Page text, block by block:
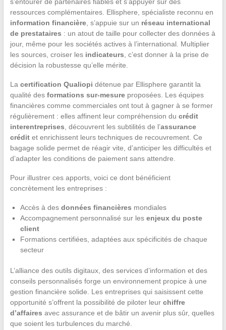
ressources complémentaires. Ellisphere, spécialiste reconnu en
information financière, s’appuie sur un réseau international
de prestataires : un atout de taille pour collecter des données à
jour, même pour les sociétés actives à l’international. Multiplier
les sources, croiser les indicateurs , c’est donner à la prise de
décision la robustesse qu’elle mérite.
La certification Qualiopi détenue par Ellisphere garantit la
qualité des formations sur-mesureproposées. Les équipes
financières comme commerciales ont tout à gagner à se former
régulièrement : elles affinent leur compréhension du crédit
interentreprises , découvrent les subtilités de l’assurance
créditet enrichissent leurs techniques de recouvrement. Ce
bagage solide permet de réagir vite, d’anticiper les difficultés et
d’adapter les conditions de paiement sans attendre.
Pour illustrer ces apports, voici ce dont bénéficient
concrètement les entreprises :
Accès à des données financières mondiales
Accompagnement personnalisé sur les enjeux du poste
client
Formations certifiées, adaptées aux spécificités de chaque
secteur
L’alliance des outils digitaux, des services d’information et des
conseils personnalisés forge un environnement propice à une
gestion financière solide. Les entreprises qui saisissent cette
opportunité s’offrent la possibilité de piloter leur chiffre
d’affaires avec assurance et de bâtir un avenir plus sûr, quelles
que soient les turbulences du marché.